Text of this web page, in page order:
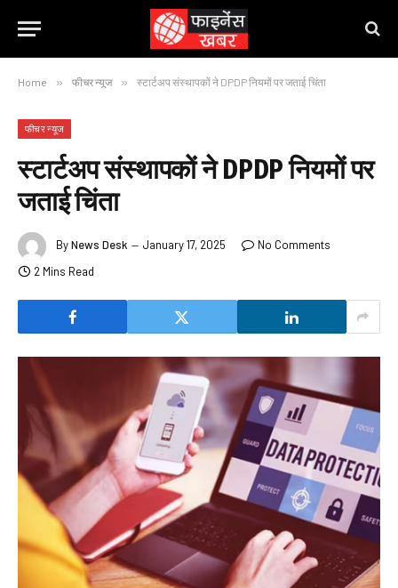
Home » फीचर न्यूज » स्टार्टअप संस्थापकों ने DPDP नियमों पर जताई चिंता
फीचर न्यूज
स्टार्टअप संस्थापकों ने DPDP नियमों पर
जताई चिंता
ByNews Desk January 17, 2025
No Comments
2 Mins Read